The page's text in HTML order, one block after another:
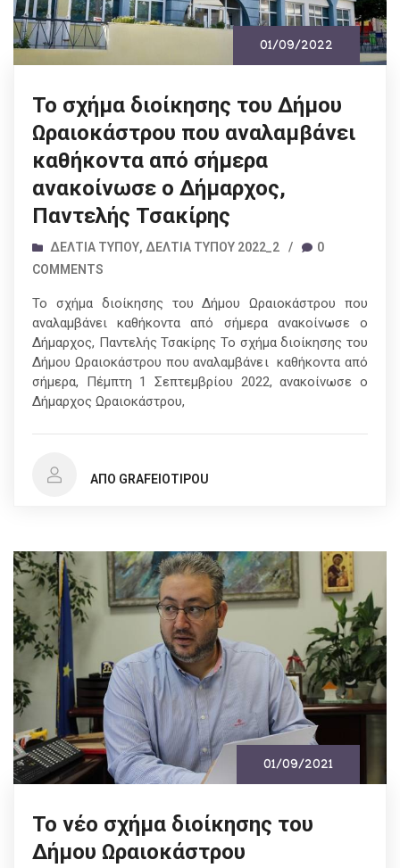
01/09/2022
Το σχήμα διοίκησης του Δήμου
Ωραιοκάστρου που αναλαμβάνει
καθήκοντα από σήμερα
ανακοίνωσε ο Δήμαρχος,
Παντελής Τσακίρης
ΔΕΛΤΊΑ ΤΎΠΟΥ, ΔΕΛΤΊΑ ΤΎΠΟΥ 2022_2 /
0
COMMENTS
Το σχήμα διοίκησης του Δήμου Ωραιοκάστρου που
αναλαμβάνει καθήκοντα από σήμερα ανακοίνωσε ο
Δήμαρχος, Παντελής Τσακίρης Το σχήμα διοίκησης του
Δήμου Ωραιοκάστρου που αναλαμβάνει καθήκοντα από
σήμερα, Πέμπτη 1 Σεπτεμβρίου 2022, ανακοίνωσε ο
Δήμαρχος Ωραιοκάστρου,
ΑΠΌ GRAFEIOTIPOU
01/09/2021
Το νέο σχήμα διοίκησης του
Δήμου Ωραιοκάστρου